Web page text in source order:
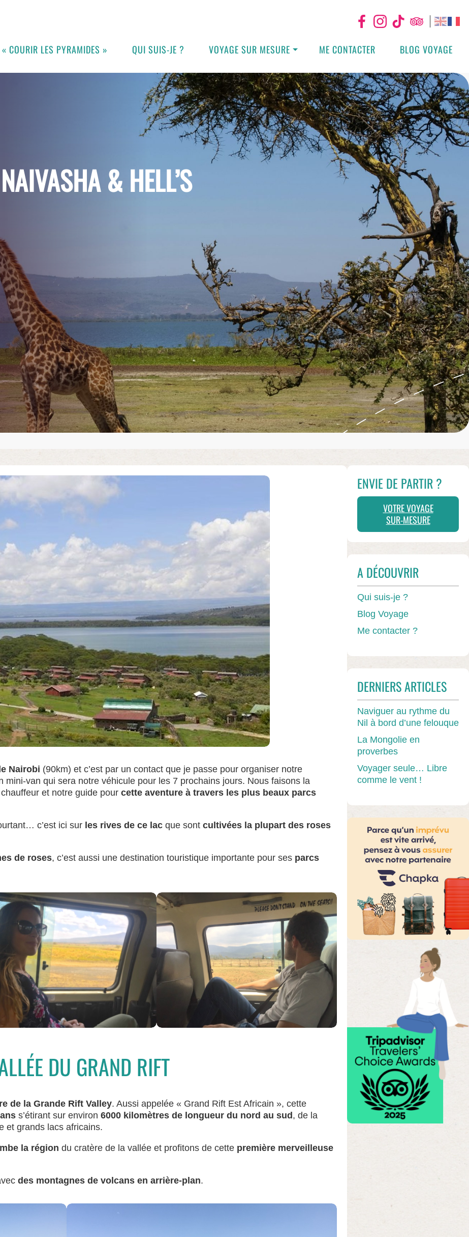
« COURIR LES PYRAMIDES » QUI SUIS-JE ? VOYAGE SUR MESURE ME CONTACTER BLOG VOYAGE
& HELL’S
Nairobi (90km) et c’est par un contact que je passe pour organiser notre
van qui sera notre véhicule pour les 7 prochains jours. Nous faisons la
et notre guide pour cette aventure à travers les plus beaux parcs
c’est ici sur les rives de ce lac que sont cultivées la plupart des roses
de roses, c’est aussi une destination touristique importante pour ses parcs
DU GRAND RIFT
de la Grande Rift Valley. Aussi appelée « Grand Rift Est Africain », cette
s’étirant sur environ 6000 kilomètres de longueur du nord au sud , de la
et grands lacs africains.
la région du cratère de la vallée et profitons de cette première merveilleuse
des montagnes de volcans en arrière-plan.
ENVIE DE PARTIR ?
VOTRE VOYAGE
SUR-MESURE
A DÉCOUVRIR
Qui suis-je ?
Blog Voyage
Me contacter ?
DERNIERS ARTICLES
Naviguer au rythme du
Nil à bord d’une felouque
La Mongolie en
proverbes
Voyager seule… Libre
comme le vent !